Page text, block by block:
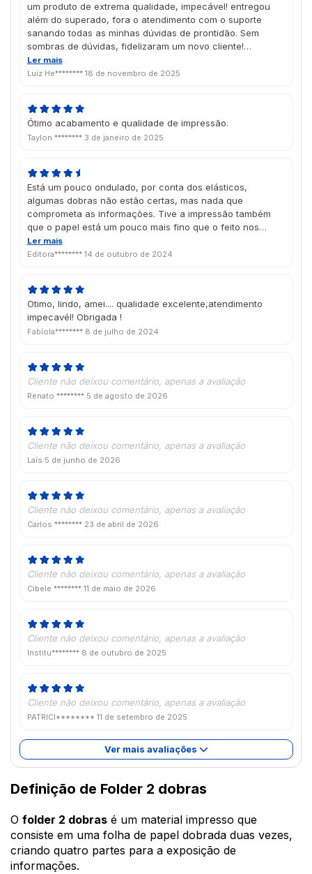
um produto de extrema qualidade, impecável! entregou
além do superado, fora o atendimento com o suporte
sanando todas as minhas dúvidas de prontidão. Sem
sombras de dúvidas, fidelizaram um novo cliente!
Parabéns todo o time da Futura.
Ler mais
Luiz He******** 18 de novembro de 2025
Ótimo acabamento e qualidade de impressão.
Taylon ******** 3 de janeiro de 2025
Está um pouco ondulado, por conta dos elásticos,
algumas dobras não estão certas, mas nada que
comprometa as informações. Tive a impressão também
que o papel está um pouco mais fino que o feito nos
últimos anos.
Ler mais
Editora******** 14 de outubro de 2024
Otimo, lindo, amei.... qualidade excelente,atendimento
impecavél! Obrigada !
Fabíola******** 8 de julho de 2024
Cliente não deixou comentário, apenas a avaliação
Renato ******** 5 de agosto de 2026
Cliente não deixou comentário, apenas a avaliação
Laís 5 de junho de 2026
Cliente não deixou comentário, apenas a avaliação
Carlos ******** 23 de abril de 2026
Cliente não deixou comentário, apenas a avaliação
Cibele ******** 11 de maio de 2026
Cliente não deixou comentário, apenas a avaliação
Institu******** 8 de outubro de 2025
Cliente não deixou comentário, apenas a avaliação
PATRICI******** 11 de setembro de 2025
Ver mais avaliações
Definição de Folder 2 dobras
O folder 2 dobras é um material impresso que
consiste em uma folha de papel dobrada duas vezes,
criando quatro partes para a exposição de
informações.